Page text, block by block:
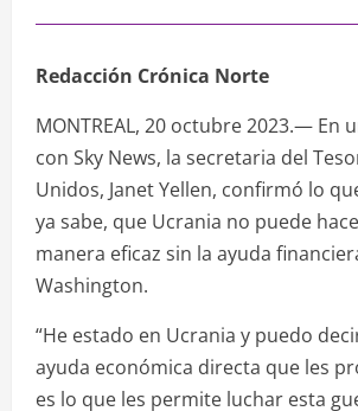
Redacción Crónica Norte
MONTREAL, 20 octubre 2023.— En
con Sky News, la secretaria del
Unidos, Janet Yellen, confirmó lo
ya sabe, que Ucrania no puede
manera eficaz sin la ayuda
Washington.
“He estado en Ucrania y puedo
ayuda económica directa que les
es lo que les permite luchar esta